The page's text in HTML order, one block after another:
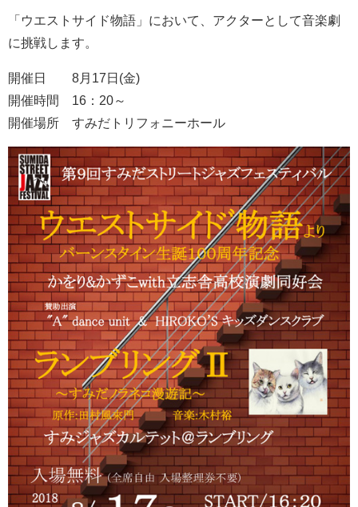
「ウエストサイド物語」において、アクターとして音楽劇
に挑戦します。
開催日 8月17日(金)
開催時間 16：20～
開催場所 すみだトリフォニーホール